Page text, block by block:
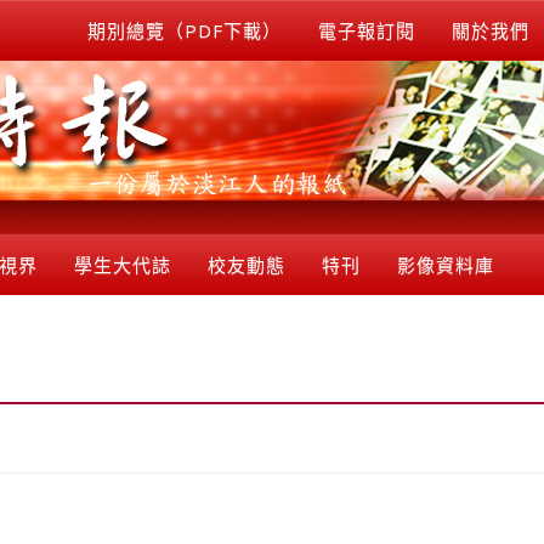
期別總覽（PDF下載） 電子報訂閱 關於我們
界 學生大代誌 校友動態 特刊 影像資料庫